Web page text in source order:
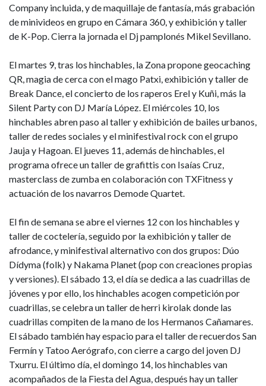
Company incluida, y de maquillaje de fantasía, más grabación
de minivideos en grupo en Cámara 360, y exhibición y taller
de K-Pop. Cierra la jornada el Dj pamplonés Mikel Sevillano.
El martes 9, tras los hinchables, la Zona propone geocaching
QR, magia de cerca con el mago Patxi, exhibición y taller de
Break Dance, el concierto de los raperos Erel y Kuñi, más la
Silent Party con DJ María López. El miércoles 10, los
hinchables abren paso al taller y exhibición de bailes urbanos,
taller de redes sociales y el minifestival rock con el grupo
Jauja y Hagoan. El jueves 11, además de hinchables, el
programa ofrece un taller de grafittis con Isaías Cruz,
masterclass de zumba en colaboración con TXFitness y
actuación de los navarros Demode Quartet.
El fin de semana se abre el viernes 12 con los hinchables y
taller de coctelería, seguido por la exhibición y taller de
afrodance, y minifestival alternativo con dos grupos: Dúo
Dídyma (folk) y Nakama Planet (pop con creaciones propias
y versiones). El sábado 13, el día se dedica a las cuadrillas de
jóvenes y por ello, los hinchables acogen competición por
cuadrillas, se celebra un taller de herri kirolak donde las
cuadrillas compiten de la mano de los Hermanos Cañamares.
El sábado también hay espacio para el taller de recuerdos San
Fermín y Tatoo Aerógrafo, con cierre a cargo del joven DJ
Txurru. El último día, el domingo 14, los hinchables van
acompañados de la Fiesta del Agua, después hay un taller